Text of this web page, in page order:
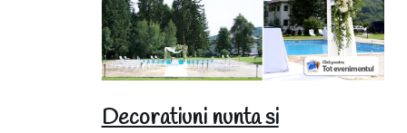
Decoratiuni nunta si